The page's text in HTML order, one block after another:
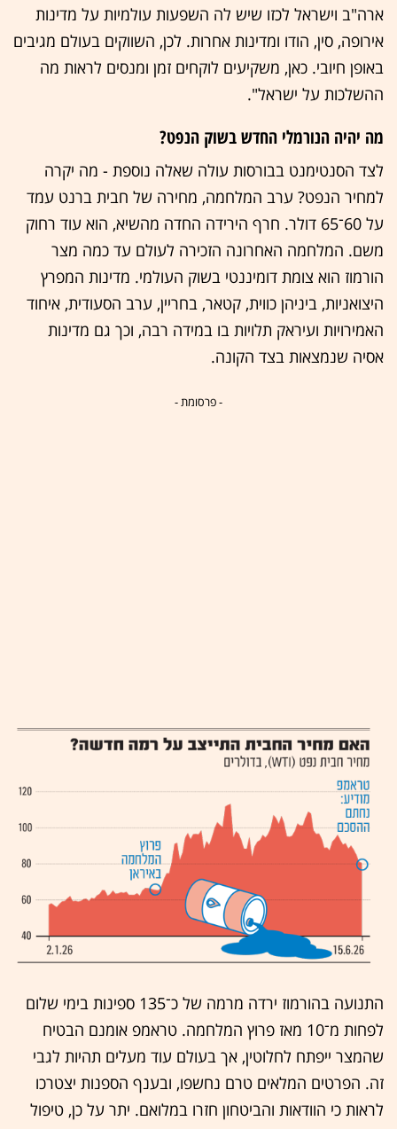
ארה"ב וישראל לכזו שיש לה השפעות עולמיות על מדינות
אירופה, סין, הודו ומדינות אחרות. לכן, השווקים בעולם מגיבים
באופן חיובי. כאן, משקיעים לוקחים זמן ומנסים לראות מה
ההשלכות על ישראל".
מה יהיה הנורמלי החדש בשוק הנפט?
לצד הסנטימנט בבורסות עולה שאלה נוספת - מה יקרה
למחיר הנפט? ערב המלחמה, מחירה של חבית ברנט עמד
על 60־65 דולר. חרף הירידה החדה מהשיא, הוא עוד רחוק
משם. המלחמה האחרונה הזכירה לעולם עד כמה מצר
הורמוז הוא צומת דומיננטי בשוק העולמי. מדינות המפרץ
היצואניות, ביניהן כווית, קטאר, בחריין, ערב הסעודית, איחוד
האמירויות ועיראק תלויות בו במידה רבה, וכך גם מדינות
אסיה שנמצאות בצד הקונה.
- פרסומת -
התנועה בהורמוז ירדה מרמה של כ־135 ספינות בימי שלום
לפחות מ־10 מאז פרוץ המלחמה. טראמפ אומנם הבטיח
שהמצר ייפתח לחלוטין, אך בעולם עוד מעלים תהיות לגבי
זה. הפרטים המלאים טרם נחשפו, ובענף הספנות יצטרכו
לראות כי הוודאות והביטחון חזרו במלואם. יתר על כן, טיפול